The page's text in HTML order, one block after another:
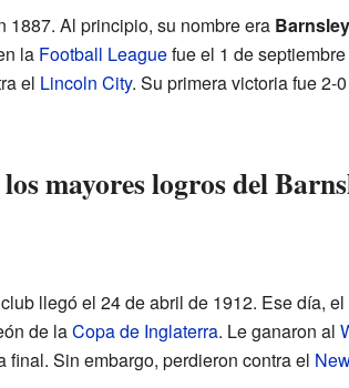
1887. Al principio, su nombre era
la Football Leaguefue el 1 de
el Lincoln City. Su primera victoria fue 2-
mayores logros del
llegó el 24 de abril de 1912. Ese día,
de laCopa de Inglaterra. Le ganaron al
final. Sin embargo, perdieron contra el